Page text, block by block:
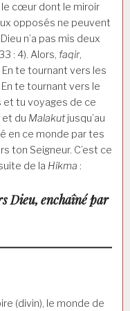
le cœur dont le miroir
opposés ne peuvent
n’a pas mis deux
: 4). Alors, faqir,
te tournant vers les
te tournant vers le
tu voyages de ce
et du Malakutjusqu’au
en ce monde par tes
ton Seigneur. C’est ce
de la Hikma :
Dieu, enchaîné par
(divin), le monde de